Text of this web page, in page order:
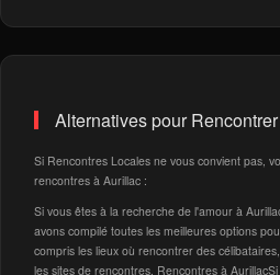
Alternatives pour
Si Rencontres Locales ne vous convient pas,
rencontres à Aurillac :
Si vous êtes à la recherche de l'amour à
avons compilé toutes les meilleures options
compris les lieux où rencontrer des
les sites de rencontres. Rencontres à